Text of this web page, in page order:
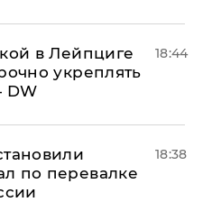
в Лейпциге
укреплять
DW
18:44
по перевалке
18:38